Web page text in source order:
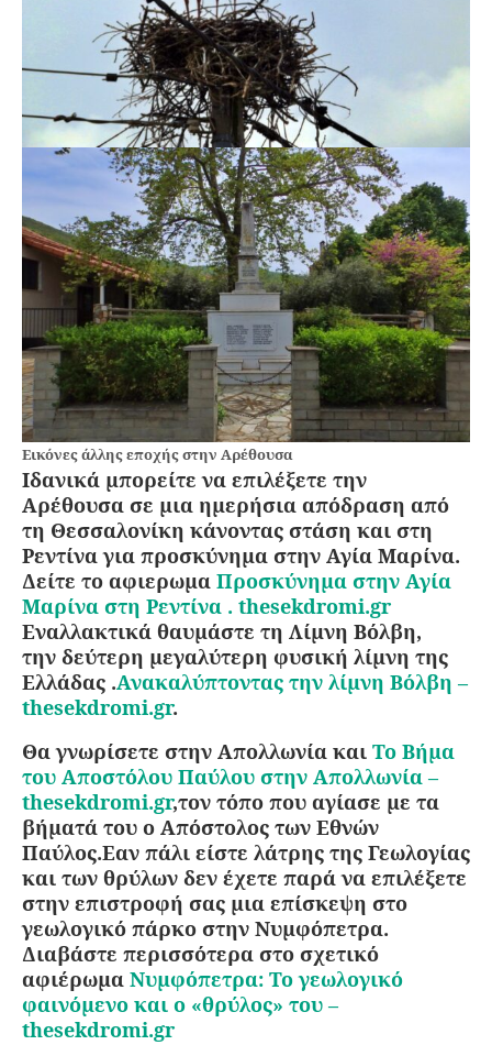
Εικόνες άλλης εποχής στην Αρέθουσα
Ιδανικά μπορείτε να επιλέξετε την
Αρέθουσα σε μια ημερήσια απόδραση από
τη Θεσσαλονίκη κάνοντας στάση και στη
Ρεντίνα για προσκύνημα στην Αγία Μαρίνα.
Δείτε το αφιερωμα Προσκύνημα στην Αγία
Μαρίνα στη Ρεντίνα . thesekdromi.gr
Εναλλακτικά θαυμάστε τη Λίμνη Βόλβη,
την δεύτερη μεγαλύτερη φυσική λίμνη της
Ελλάδας .Ανακαλύπτοντας την λίμνη Βόλβη –
thesekdromi.gr.
Θα γνωρίσετε στην Απολλωνία και Το Βήμα
του Αποστόλου Παύλου στην Απολλωνία –
thesekdromi.gr,τον τόπο που αγίασε με τα
βήματά του ο Απόστολος των Εθνών
Παύλος.Εαν πάλι είστε λάτρης της Γεωλογίας
και των θρύλων δεν έχετε παρά να επιλέξετε
στην επιστροφή σας μια επίσκεψη στο
γεωλογικό πάρκο στην Νυμφόπετρα.
Διαβάστε περισσότερα στο σχετικό
αφιέρωμα Νυμφόπετρα: Το γεωλογικό
φαινόμενο και o «θρύλος» του –
thesekdromi.gr